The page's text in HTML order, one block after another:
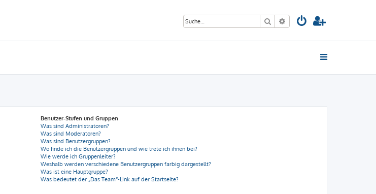
Suche Erweiterte Suche
Benutzer-Stufen und Gruppen
Was sind Administratoren?
Was sind Moderatoren?
Was sind Benutzergruppen?
Wo finde ich die Benutzergruppen und wie trete ich ihnen bei?
Wie werde ich Gruppenleiter?
Weshalb werden verschiedene Benutzergruppen farbig dargestellt?
Was ist eine Hauptgruppe?
Was bedeutet der „Das Team“-Link auf der Startseite?